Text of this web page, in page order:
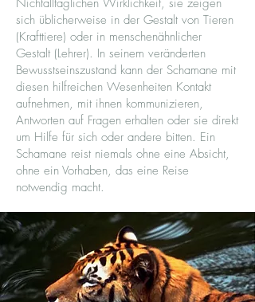
Nichtalltäglichen Wirklichkeit, sie zeigen
sich üblicherweise in der Gestalt von Tieren
(Krafttiere) oder in menschenähnlicher
Gestalt (Lehrer). In seinem veränderten
Bewusstseinszustand kann der Schamane mit
diesen hilfreichen Wesenheiten Kontakt
aufnehmen, mit ihnen kommunizieren,
Antworten auf Fragen erhalten oder sie direkt
um Hilfe für sich oder andere bitten. Ein
Schamane reist niemals ohne eine Absicht,
ohne ein Vorhaben, das eine Reise
notwendig macht.